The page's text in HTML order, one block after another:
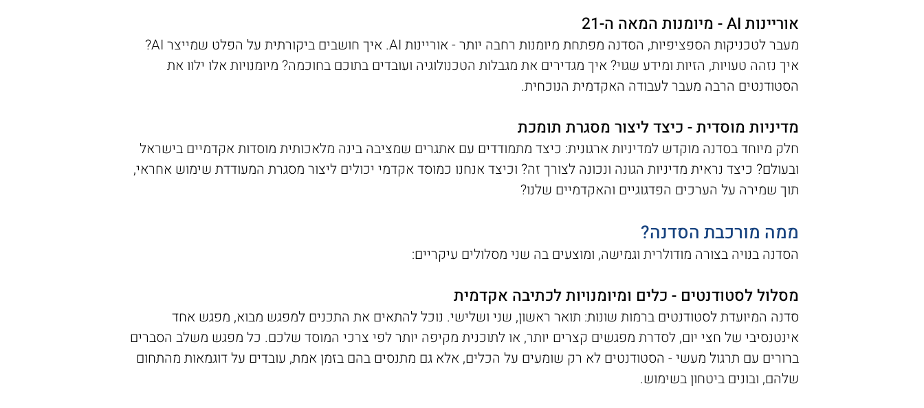
אוריינות AI - מיומנות המאה ה-21
מעבר לטכניקות הספציפיות, הסדנה מפתחת מיומנות רחבה יותר - אוריינות AI. איך חושבים ביקורתית על הפלט שמייצר AI?
איך נזהה טעויות, הזיות ומידע שגוי? איך מגדירים את מגבלות הטכנולוגיה ועובדים בתוכם בחוכמה? מיומנויות אלו ילוו את
הסטודנטים הרבה מעבר לעבודה האקדמית הנוכחית.
מדיניות מוסדית - כיצד ליצור מסגרת תומכת
חלק מיוחד בסדנה מוקדש למדיניות ארגונית: כיצד מתמודדים עם אתגרים שמציבה בינה מלאכותית מוסדות אקדמיים בישראל
ובעולם? כיצד נראית מדיניות הגונה ונכונה לצורך זה? וכיצד אנחנו כמוסד אקדמי יכולים ליצור מסגרת המעודדת שימוש אחראי,
תוך שמירה על הערכים הפדגוגיים והאקדמיים שלנו?
ממה מורכבת הסדנה?
הסדנה בנויה בצורה מודולרית וגמישה, ומוצעים בה שני מסלולים עיקריים:
מסלול לסטודנטים - כלים ומיומנויות לכתיבה אקדמית
סדנה המיועדת לסטודנטים ברמות שונות: תואר ראשון, שני ושלישי. נוכל להתאים את התכנים למפגש מבוא, מפגש אחד
אינטנסיבי של חצי יום, לסדרת מפגשים קצרים יותר, או לתוכנית מקיפה יותר לפי צרכי המוסד שלכם. כל מפגש משלב הסברים
ברורים עם תרגול מעשי - הסטודנטים לא רק שומעים על הכלים, אלא גם מתנסים בהם בזמן אמת, עובדים על דוגמאות מהתחום
שלהם, ובונים ביטחון בשימוש.